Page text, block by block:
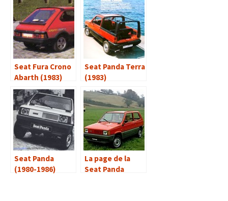
Seat Fura Crono
Abarth (1983)
Seat Panda Terra
(1983)
Seat Panda
(1980-1986)
La page de la
Seat Panda